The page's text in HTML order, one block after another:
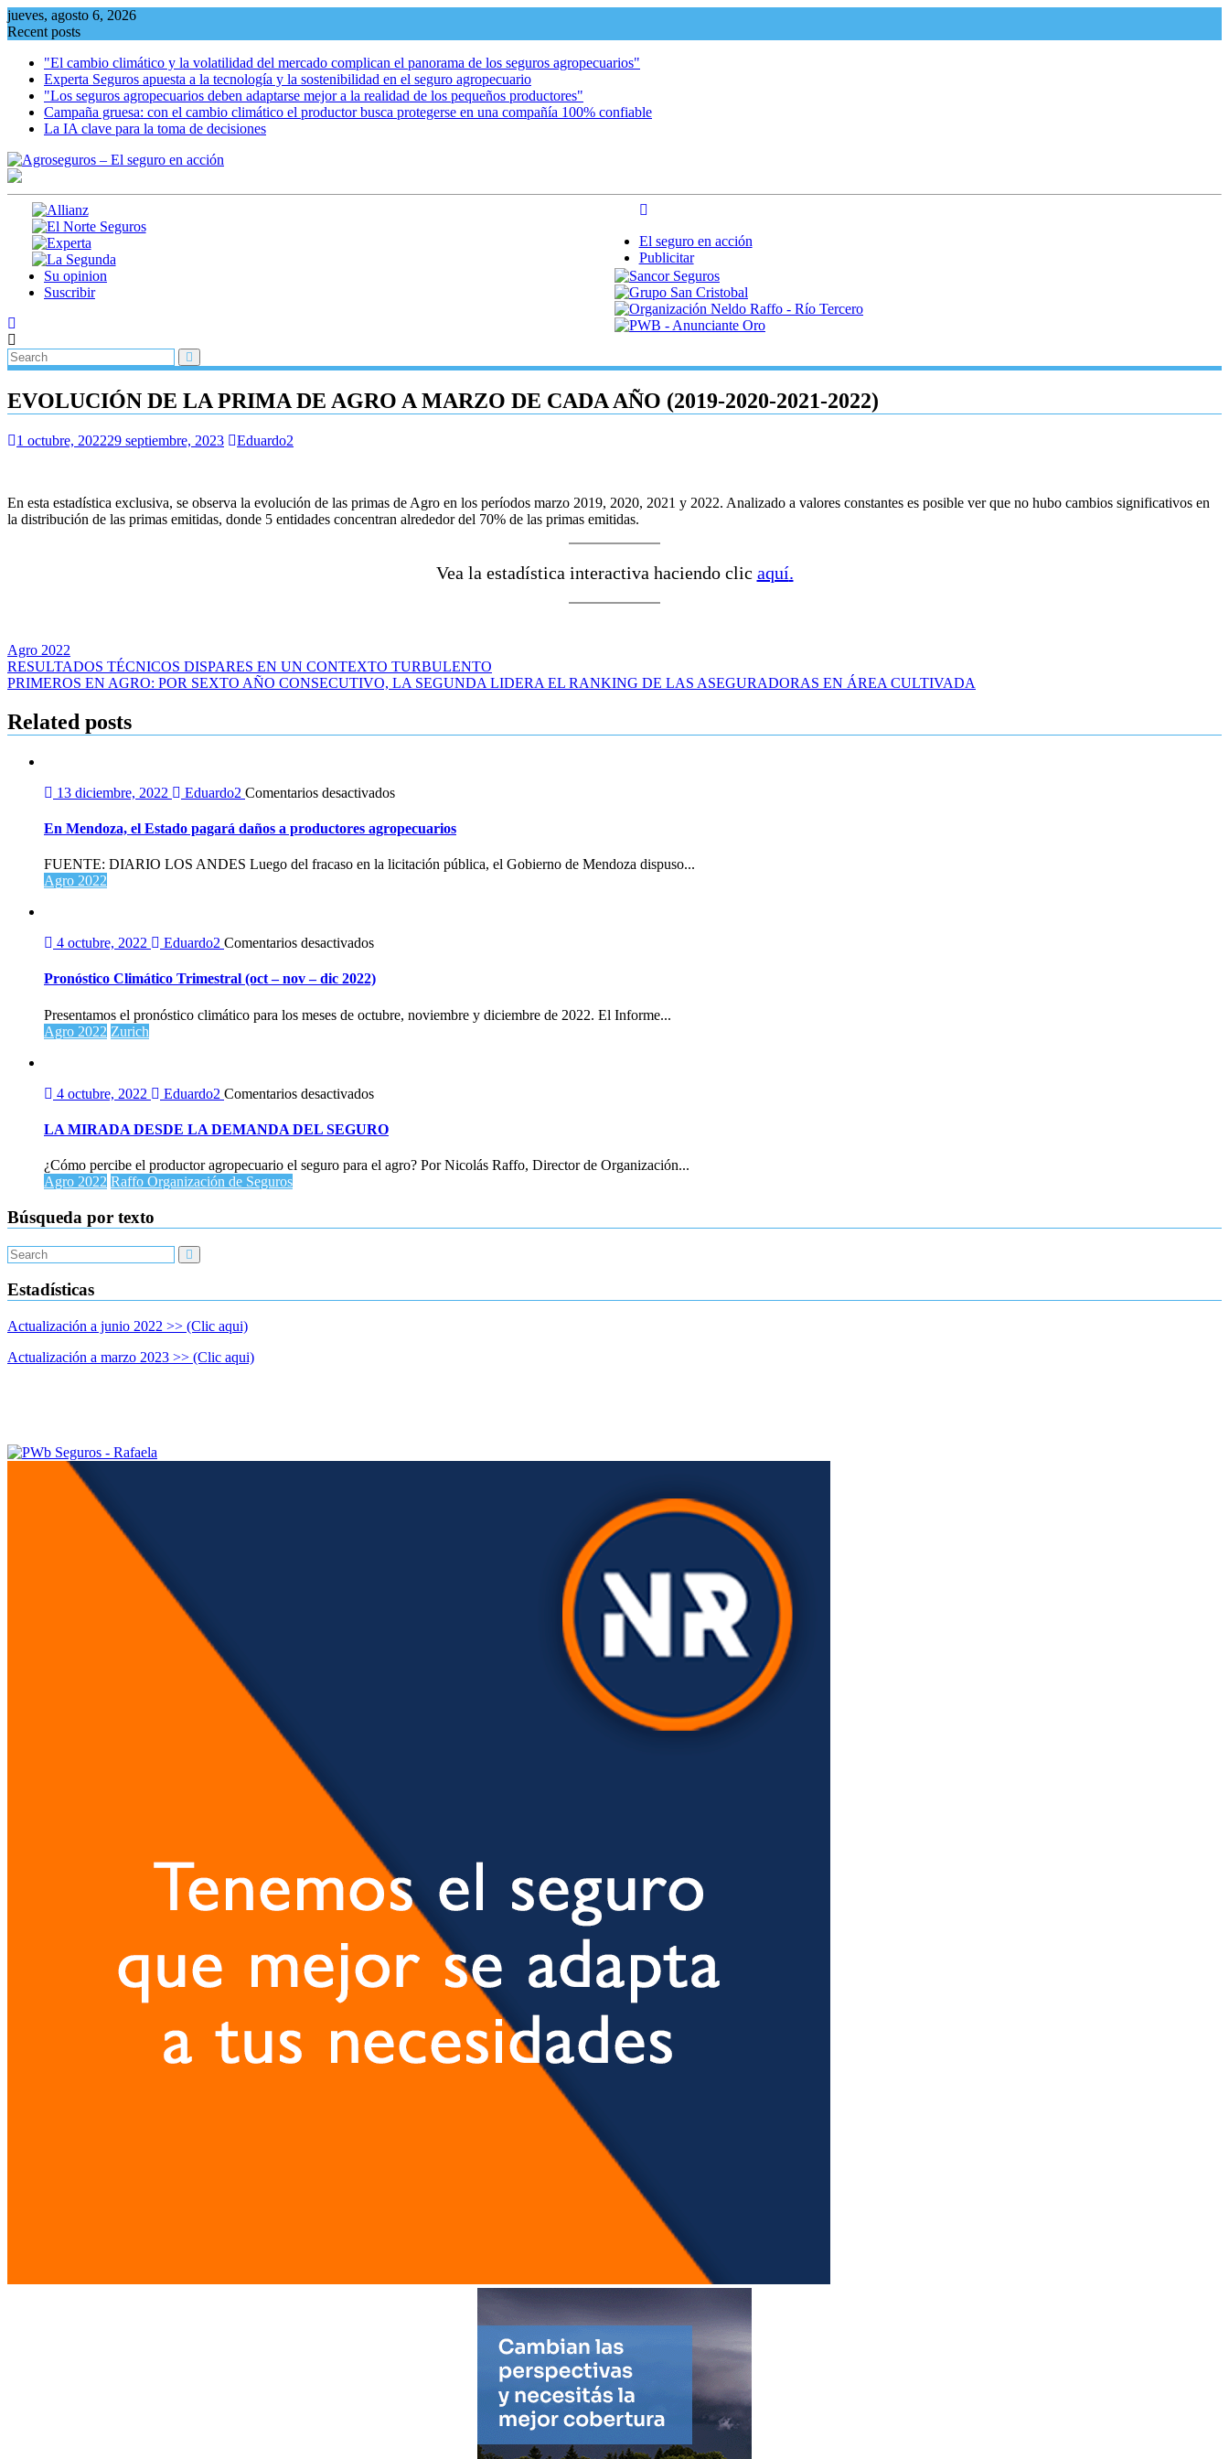
Skip
to
jueves, agosto 6, 2026
Recent posts
"El cambio climático y la volatilidad del mercado complican el panorama de los seguros agropecuarios"
Experta Seguros apuesta a la tecnología y la sostenibilidad en el seguro agropecuario
"Los seguros agropecuarios deben adaptarse mejor a la realidad de los pequeños productores"
Campaña gruesa: con el cambio climático el productor busca protegerse en una compañía 100% confiable
La IA clave para la toma de decisiones
El seguro en acción
Publicitar
Su opinion
Suscribir
EVOLUCIÓN DE LA PRIMA DE AGRO A MARZO DE CADA AÑO (2019-2020-2021-2022)
1 octubre, 202229 septiembre, 2023 Eduardo2
En esta estadística exclusiva, se observa la evolución de las primas de Agro en los períodos marzo 2019, 2020, 2021 y 2022. Analizado a valores constantes es posible ver que no hubo cambios significativos en
la distribución de las primas emitidas, donde 5 entidades concentran alrededor del 70% de las primas emitidas.
Vea la estadística interactiva haciendo clic aquí.
Agro 2022
Navegación
de
entradas
RESULTADOS TÉCNICOS DISPARES EN UN CONTEXTO TURBULENTO
PRIMEROS EN AGRO: POR SEXTO AÑO CONSECUTIVO, LA SEGUNDA LIDERA EL RANKING DE LAS ASEGURADORAS EN ÁREA CULTIVADA
Related posts
13 diciembre, 2022 Eduardo2 Comentarios desactivadosen
Mendoza,
el
Estado
pagará
En Mendoza, el Estado pagará daños a productores agropecuarios
FUENTE: DIARIO LOS ANDES Luego del fracaso en la licitación pública, el Gobierno de Mendoza dispuso...
Agro 2022
4 octubre, 2022 Eduardo2 Comentarios desactivadosen
Climático
(oct
–
2022)
Pronóstico Climático Trimestral (oct – nov – dic 2022)
Presentamos el pronóstico climático para los meses de octubre, noviembre y diciembre de 2022. El Informe...
Agro 2022 Zurich
4 octubre, 2022 Eduardo2 Comentarios desactivadosen
MIRADA
LA
DEMANDA
LA MIRADA DESDE LA DEMANDA DEL SEGURO
¿Cómo percibe el productor agropecuario el seguro para el agro? Por Nicolás Raffo, Director de Organización...
Agro 2022 Raffo Organización de Seguros
Búsqueda por texto
Estadísticas
Actualización a junio 2022 >> (Clic aqui)
Actualización a marzo 2023 >> (Clic aqui)